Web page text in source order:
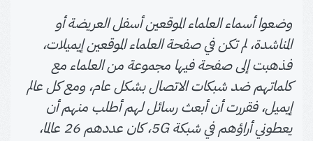
وضعوا أسماء العلماء الموقعين أسفل العريضة أو
المناشدة، لم تكن في صفحة العلماء الموقعين إيميلات،
فذهبت إلى صفحة فيها مجموعة من العلماء مع
كلماتهم ضد شبكات الاتصال بشكل عام، ومع كل عالم
إيميل، فقررت أن أبعث رسائل لهم أطلب منهم أن
يعطوني أراؤهم في شبكة 5G، كان عددهم 26 عالما،